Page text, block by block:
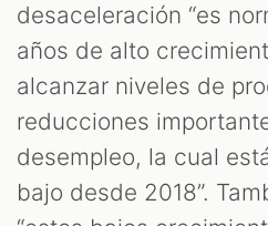
desaceleración “es
años de alto
alcanzar niveles de
reducciones
desempleo, la cual
bajo desde 2018”.